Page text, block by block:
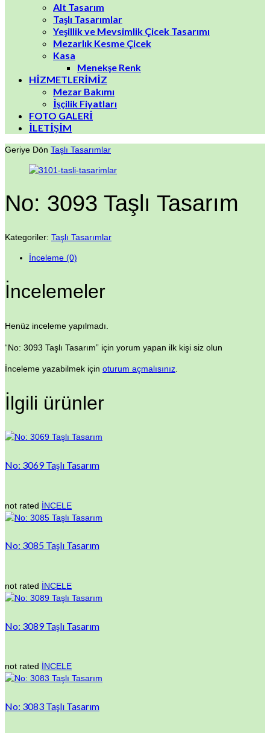
Alt Tasarım
Taşlı Tasarımlar
Yeşillik ve Mevsimlik Çicek Tasarımı
Mezarlık Kesme Çicek
Kasa
Menekşe Renk
HİZMETLERİMİZ
Mezar Bakımı
İşçilik Fiyatları
FOTO GALERİ
İLETİŞİM
Geriye Dön Taşlı Tasarımlar
No: 3093 Taşlı Tasarım
Kategoriler: Taşlı Tasarımlar
İnceleme (0)
İncelemeler
Henüz inceleme yapılmadı.
“No: 3093 Taşlı Tasarım” için yorum yapan ilk kişi siz olun
İnceleme yazabilmek için oturum açmalısınız
İlgili ürünler
No: 3069 Taşlı Tasarım
not rated İNCELE
No: 3085 Taşlı Tasarım
not rated İNCELE
No: 3089 Taşlı Tasarım
not rated İNCELE
No: 3083 Taşlı Tasarım